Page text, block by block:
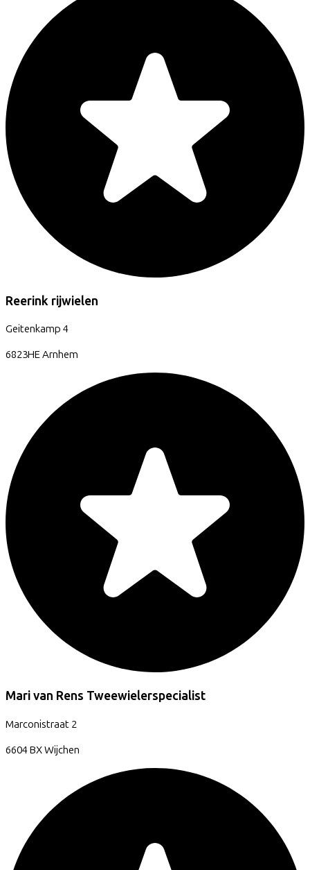
Reerink rijwielen
Geitenkamp 4
6823HEArnhem
Mari van Rens Tweewielerspecialist
Marconistraat 2
6604 BXWijchen